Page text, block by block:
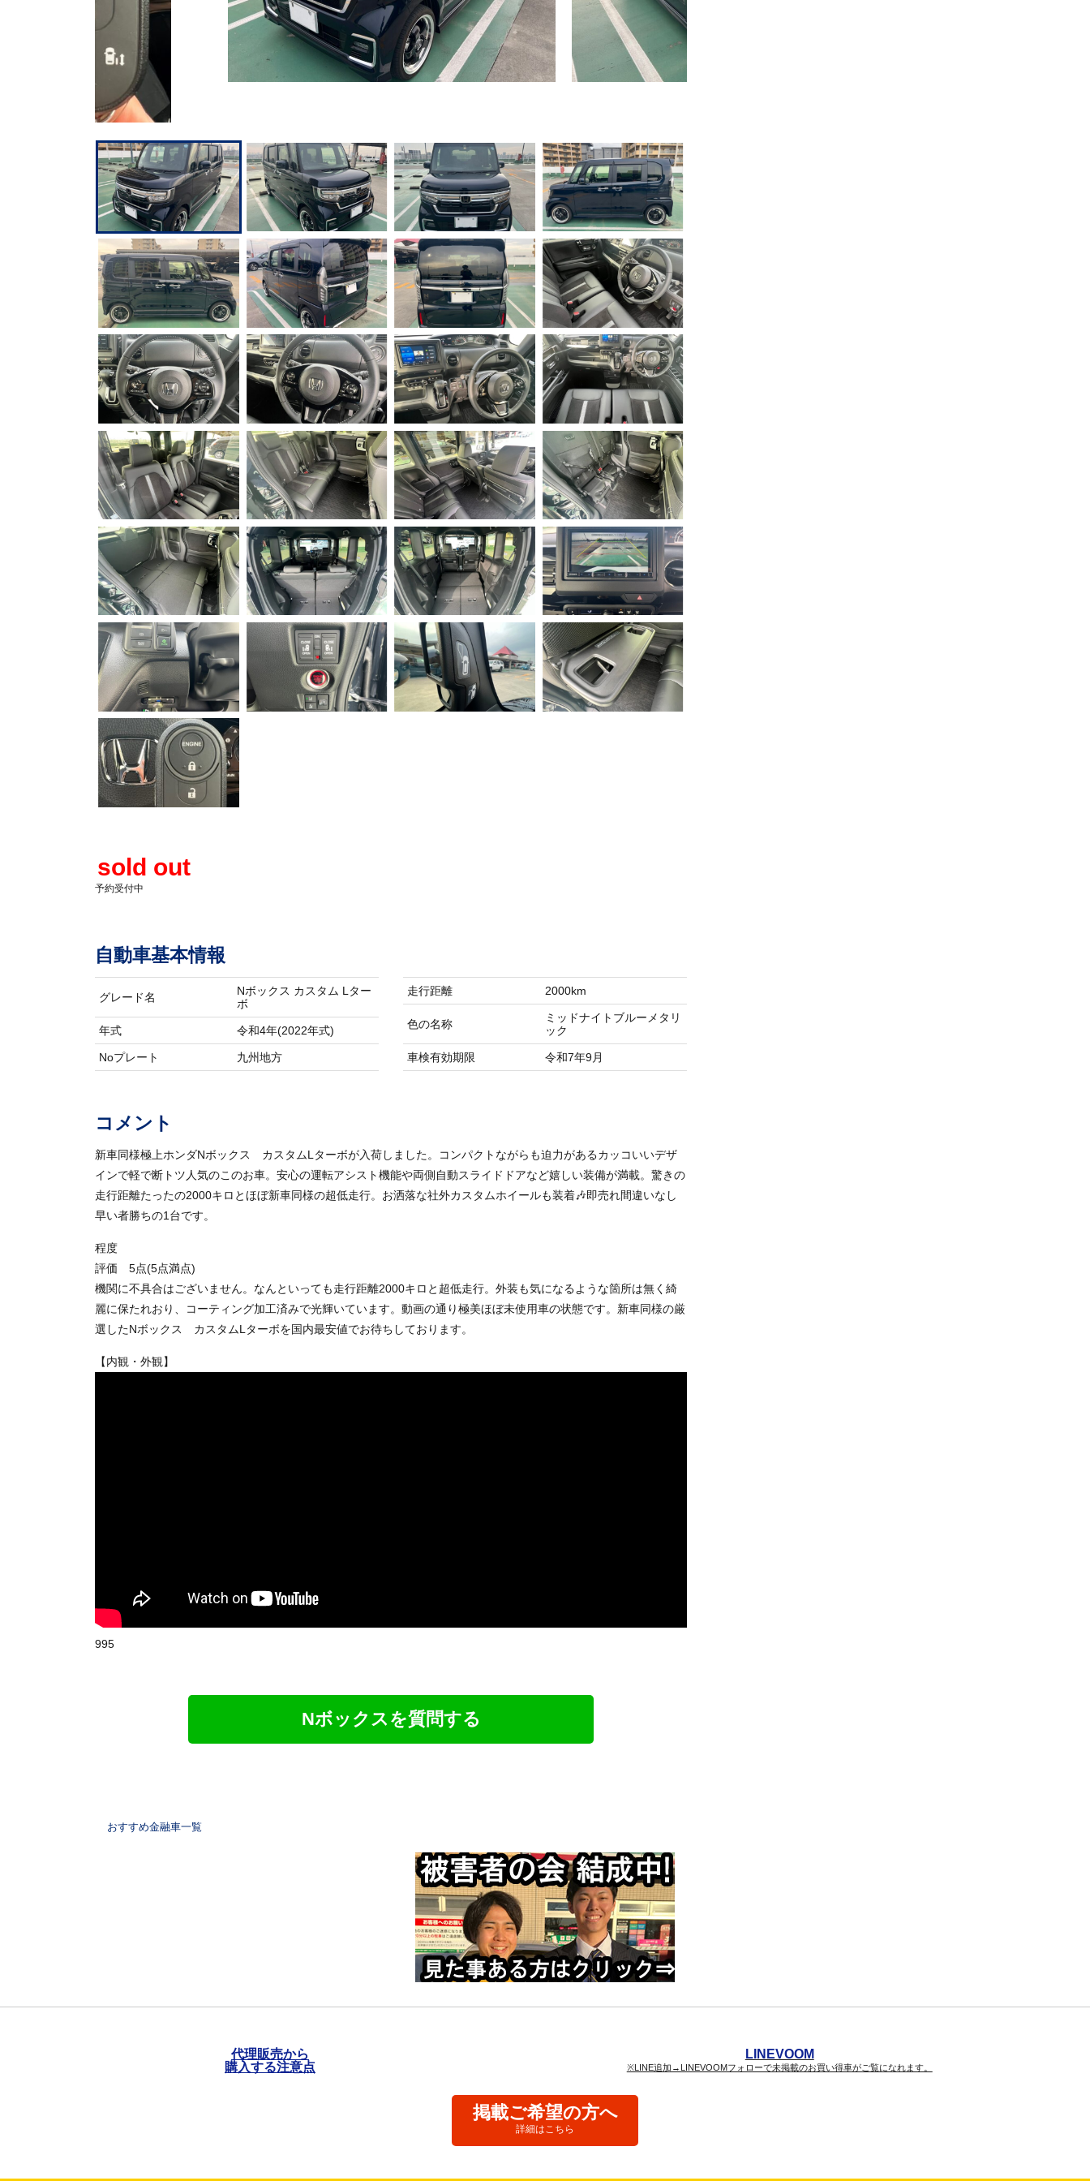
sold out
予約受付中
自動車基本情報
グレード名
Nボックス カスタム Lター
ボ
年式 令和4年(2022年式)
Noプレート 九州地方
走行距離 2000km
色の名称
ミッドナイトブルーメタリ
ック
車検有効期限 令和7年9月
コメント
新車同様極上ホンダNボックス カスタムLターボが入荷しました。コンパクトながらも迫力があるカッコいいデザ
インで軽で断トツ人気のこのお車。安心の運転アシスト機能や両側自動スライドドアなど嬉しい装備が満載。驚きの
走行距離たったの2000キロとほぼ新車同様の超低走行。お洒落な社外カスタムホイールも装着🎶即売れ間違いなし
早い者勝ちの1台です。
程度
評価 5点(5点満点)
機関に不具合はございません。なんといっても走行距離2000キロと超低走行。外装も気になるような箇所は無く綺
麗に保たれおり、コーティング加工済みで光輝いています。動画の通り極美ほぼ未使用車の状態です。新車同様の厳
選したNボックス カスタムLターボを国内最安値でお待ちしております。
【内観・外観】
995
Nボックスを質問する
おすすめ金融車一覧
代理販売から
購入する注意点
LINEVOOM
※LINE追加→LINEVOOMフォローで未掲載のお買い得車がご覧になれます。
掲載ご希望の方へ
詳細はこちら